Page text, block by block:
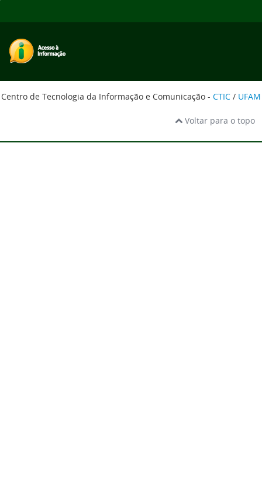
Centro de Tecnologia da Informação e Comunicação - CTIC / UFAM
Voltar para o topo